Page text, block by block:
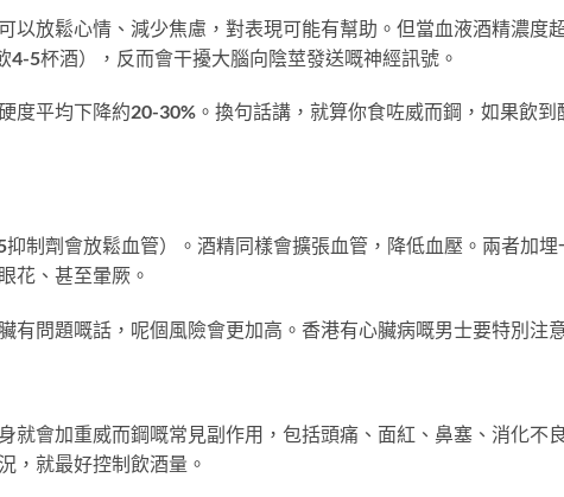
以放鬆心情、減少焦慮，對表現可能有幫助。但當血液酒精濃度
5杯酒），反而會干擾大腦向陰莖發送嘅神經訊號。
度平均下降約20-30%。換句話講，就算你食咗威而鋼，如果飲到
制劑會放鬆血管）。酒精同樣會擴張血管，降低血壓。兩者加埋
花、甚至暈厥。
有問題嘅話，呢個風險會更加高。香港有心臟病嘅男士要特別注
就會加重威而鋼嘅常見副作用，包括頭痛、面紅、鼻塞、消化不
，就最好控制飲酒量。